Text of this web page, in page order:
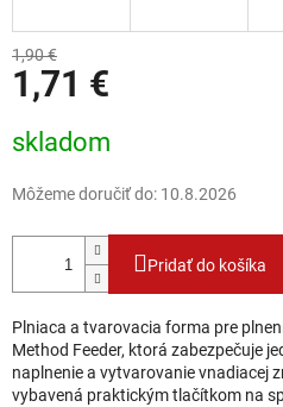
1,90 €
1,71 €
skladom
Môžeme doručiť do: 10.8.2026
Pridať do košíka
Plniaca a tvarovacia forma pre
Method Feeder, ktorá zabezpečuje
naplnenie a vytvarovanie vnadiacej
vybavená praktickým tlačítkom na